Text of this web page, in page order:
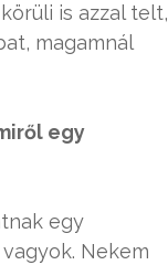
is azzal telt,
magamnál
egy
egy
Nekem